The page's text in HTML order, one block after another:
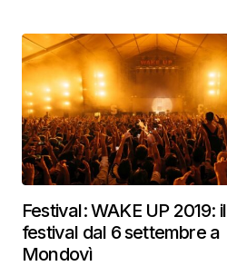
Festival: WAKE UP 2019: il
festival dal 6 settembre a
Mondovì